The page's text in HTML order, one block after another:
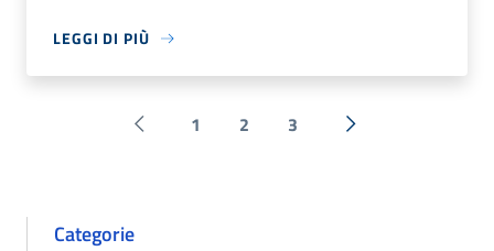
LEGGI DI PIÙ
Pagina precedente
1 2 3 Successiva »
Categorie